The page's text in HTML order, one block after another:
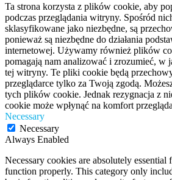
Ta strona korzysta z plików cookie, aby
podczas przeglądania witryny. Spośród
sklasyfikowane jako niezbędne, są
ponieważ są niezbędne do działania
internetowej. Używamy również plików
pomagają nam analizować i zrozumieć, w
tej witryny. Te pliki cookie będą
przeglądarce tylko za Twoją zgodą.
tych plików cookie. Jednak rezygnacja z
cookie może wpłynąć na komfort
Necessary
Necessary
Always Enabled
Necessary cookies are absolutely essential
function properly. This category only